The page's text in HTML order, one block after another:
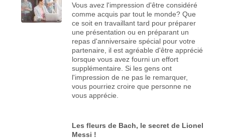
Vous avez l'impression d'être considéré
comme acquis par tout le monde? Que
ce soit en travaillant tard pour préparer
une présentation ou en préparant un
repas d'anniversaire spécial pour votre
partenaire, il est agréable d'être apprécié
lorsque vous avez fourni un effort
supplémentaire. Si les gens ont
l'impression de ne pas le remarquer,
vous pourriez croire que personne ne
vous apprécie.
Les fleurs de Bach, le secret de Lionel
Messi !